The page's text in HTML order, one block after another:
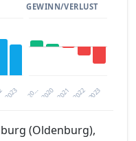
2023
GEWINN/VERLUST
20… 2021 2023
2020 2022
(Oldenburg),